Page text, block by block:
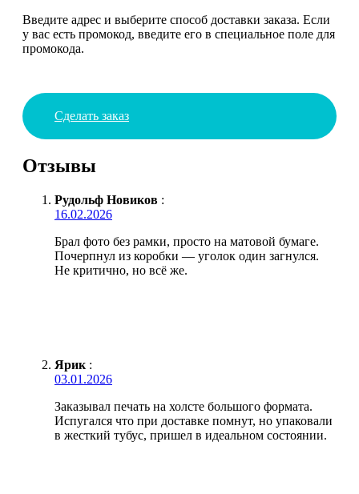
Введите адрес и выберите способ доставки заказа. Если
у вас есть промокод, введите его в специальное поле для
промокода.
Сделать заказ
Отзывы
Рудольф Новиков :
16.02.2026
Брал фото без рамки, просто на матовой бумаге.
Почерпнул из коробки — уголок один загнулся.
Не критично, но всё же.
Ярик :
03.01.2026
Заказывал печать на холсте большого формата.
Испугался что при доставке помнут, но упаковали
в жесткий тубус, пришел в идеальном состоянии.